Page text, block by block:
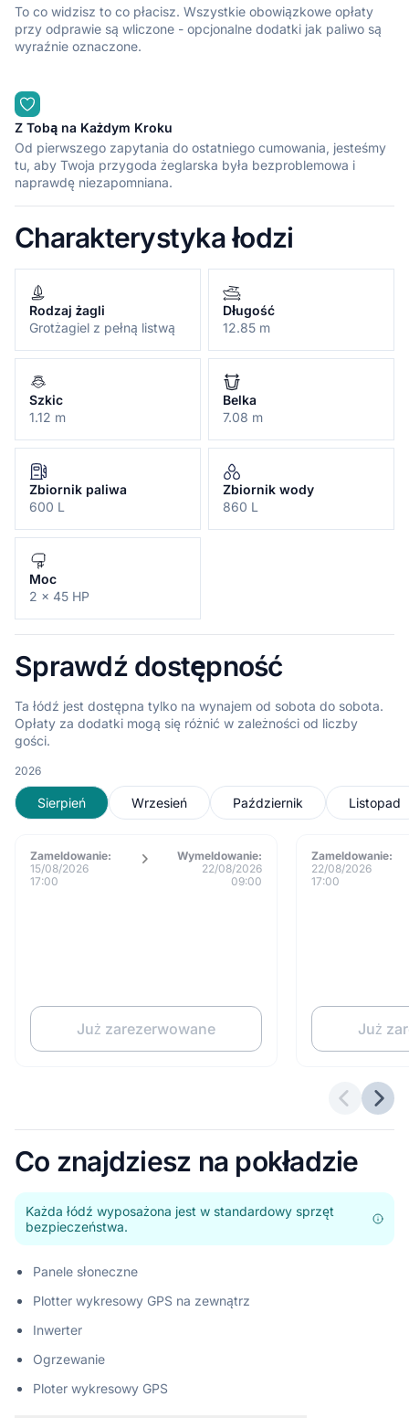
To co widzisz to co płacisz. Wszystkie obowiązkowe opłaty
przy odprawie są wliczone - opcjonalne dodatki jak paliwo są
wyraźnie oznaczone.
Z Tobą na Każdym Kroku
Od pierwszego zapytania do ostatniego cumowania, jesteśmy
tu, aby Twoja przygoda żeglarska była bezproblemowa i
naprawdę niezapomniana.
Charakterystyka łodzi
Rodzaj żagli
Grotżagiel z pełną listwą
Długość
12.85 m
Szkic
1.12 m
Belka
7.08 m
Zbiornik paliwa
600 L
Zbiornik wody
860 L
Moc
2 x 45 HP
Sprawdź dostępność
Ta łódź jest dostępna tylko na wynajem od sobota do sobota.
Opłaty za dodatki mogą się różnić w zależności od liczby
gości.
2026
Sierpień Wrzesień Październik Listopad
Zameldowanie:
15/08/2026
17:00
Wymeldowanie:
22/08/2026
09:00
Już zarezerwowane
Zameldowanie:
22/08/2026
17:00
Już
Co znajdziesz na pokładzie
Każda łódź wyposażona jest w standardowy sprzęt
bezpieczeństwa.
Panele słoneczne
Plotter wykresowy GPS na zewnątrz
Inwerter
Ogrzewanie
Ploter wykresowy GPS